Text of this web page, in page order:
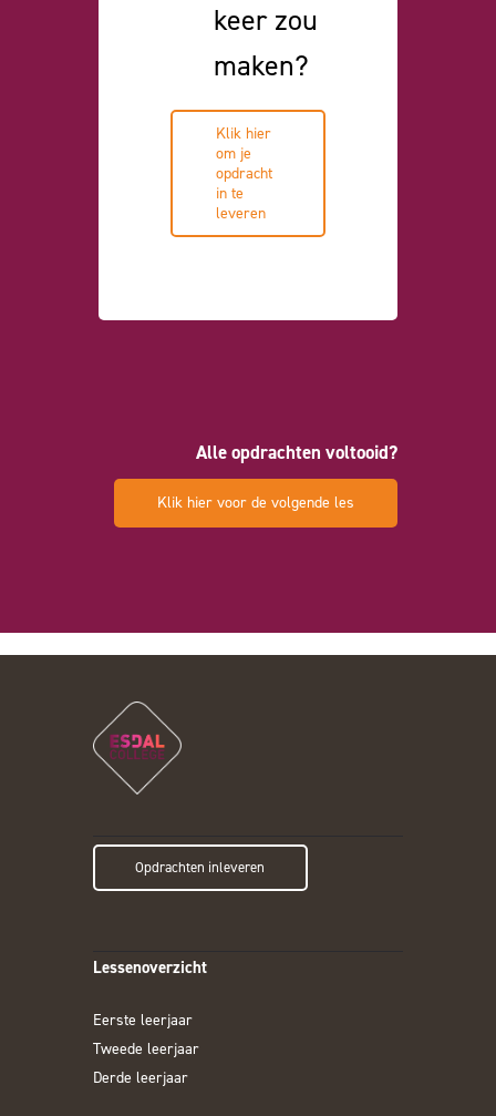
keer zou
maken?
Klik hier
om je
opdracht
in te
leveren
Alle opdrachten voltooid?
Klik hier voor de volgende les
Opdrachten inleveren
Lessenoverzicht
Eerste leerjaar
Tweede leerjaar
Derde leerjaar